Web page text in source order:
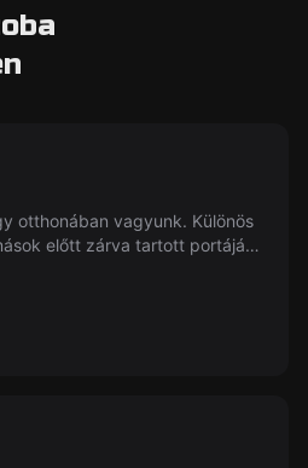
otthonában vagyunk. Különös
előtt zárva tartott portáját.